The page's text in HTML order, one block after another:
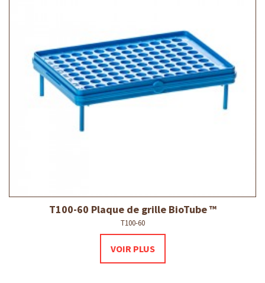
T100-60 Plaque de grille BioTube ™
T100-60
VOIR PLUS